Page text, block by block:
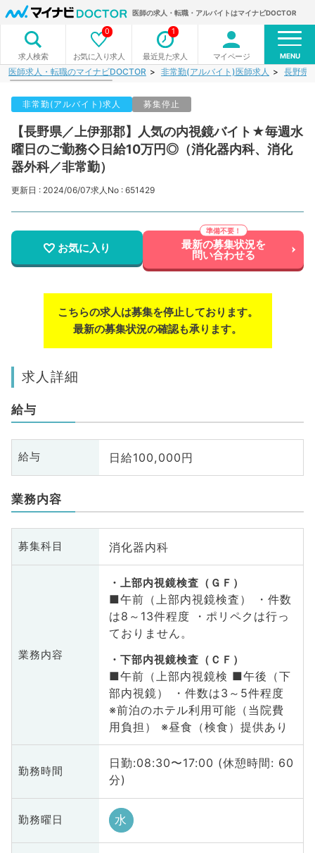
医師の求人・転職・アルバイトはマイナビDOCTOR
求人検索 お気に入り求人
0
最近見た求人
1
マイページ MENU
医師求人・転職のマイナビDOCTOR 非常勤(アルバイト)医師求人 長野県
非常勤(アルバイト)求人 募集停止
【長野県／上伊那郡】人気の内視鏡バイト★毎週水
曜日のご勤務◇日給10万円◎（消化器内科、消化
器外科／非常勤）
更新日 : 2024/06/07求人No : 651429
お気に入り 最新の募集状況を
問い合わせる
こちらの求人は募集を停止しております。
最新の募集状況の確認も承ります。
求人詳細
給与
給与 日給100,000円
業務内容
募集科目 消化器内科
業務内容
上部内視鏡検査（ＧＦ）
■午前（上部内視鏡検査） ・件数
は8～13件程度 ・ポリペクは行っ
ておりません。
下部内視鏡検査（ＣＦ）
■午前（上部内視鏡検 ■午後（下
部内視鏡） ・件数は3～5件程度
※前泊のホテル利用可能（当院費
用負担） ※昼食（検食）提供あり
勤務時間
日勤:08:30〜17:00 (休憩時間: 60
分)
勤務曜日 水